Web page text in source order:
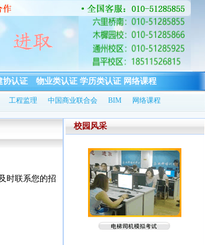
协认证 物业类认证 学历类认证 网络课程
工程监理 中国商业联合会 BIM 网络课程
时联系您的招
校园风采